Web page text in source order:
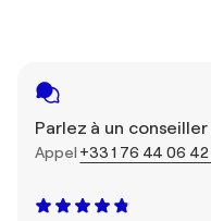
Parlez à un
Appel +33 1 76 44 06 42